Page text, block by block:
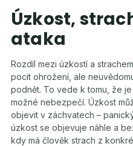
Úzkost,
ataka
Rozdíl mezi úzkostí a
pocit ohrožení, ale
podnět. To vede k tomu, že
možné nebezpečí. Úzkost
objevit v záchvatech –
úzkost se objevuje náhle a
kdy má člověk strach z